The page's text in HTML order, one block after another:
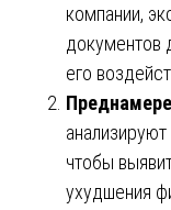
компании,
документов
его
чтобы
ухудшения